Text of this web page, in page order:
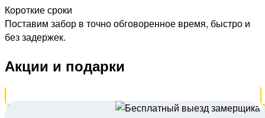
Короткие сроки
Поставим забор в точно обговоренное время, быстро и
без задержек.
Акции и подарки